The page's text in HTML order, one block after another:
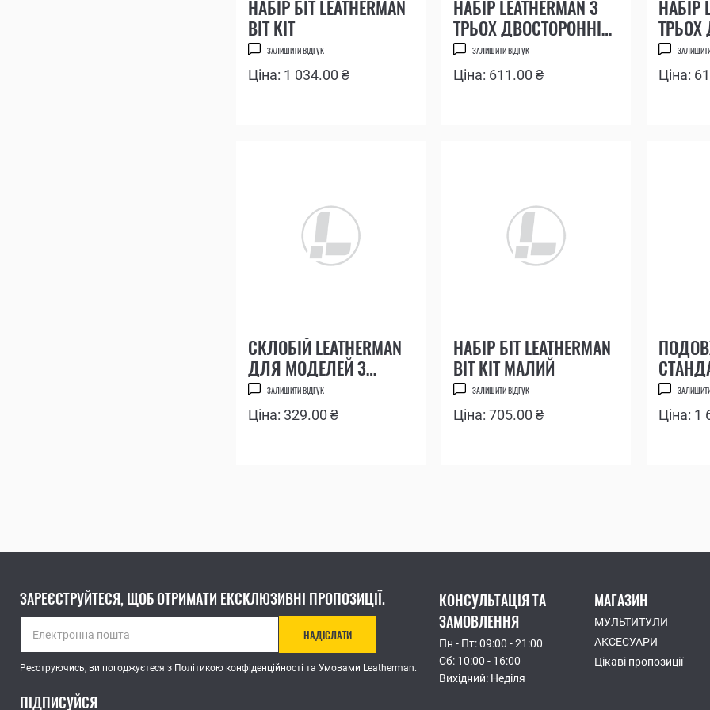
НАБІР БІТ LEATHERMAN
BIT KIT
ЗАЛИШИТИ ВІДГУК
Ціна: 1 034.00 ₴
НАБІР LEATHERMAN З
ТРЬОХ ДВОСТОРОННІХ
БІТ З ХРЕСТОВИМИ
ВИКРУТКАМИ №1 І №2
PHILIPS
ЗАЛИШИТИ ВІДГУК
Ціна: 611.00 ₴
НАБІР
ТРЬОХ
БІТ З
3/16"
Ціна:
СКЛОБІЙ LEATHERMAN
ДЛЯ МОДЕЛЕЙ З
БИТОУТРИМУВАЧЕМ
АБО ПІД ПЕРЕХІДНИК
НА ХРЕСТОВУ
ЗАЛИШИТИ ВІДГУК
Ціна: 329.00 ₴
НАБІР БІТ LEATHERMAN
BIT KIT МАЛИЙ
ЗАЛИШИТИ ВІДГУК
Ціна: 705.00 ₴
") І БІТ
DRIVER
Ціна: 1
ЗАРЕЄСТРУЙТЕСЯ, ЩОБ ОТРИМАТИ ЕКСКЛЮЗИВНІ ПРОПОЗИЦІЇ.
НАДІСЛАТИ
Реєструючись, ви погоджуєтеся з Політикою конфіденційності та Умовами Leatherman.
ПІДПИСУЙСЯ
КОНСУЛЬТАЦІЯ ТА
ЗАМОВЛЕННЯ
Пн - Пт: 09:00 - 21:00
Сб: 10:00 - 16:00
Вихідний: Неділя
МАГАЗИН
МУЛЬТИТУЛИ
АКСЕСУАРИ
Цікаві пропозиції